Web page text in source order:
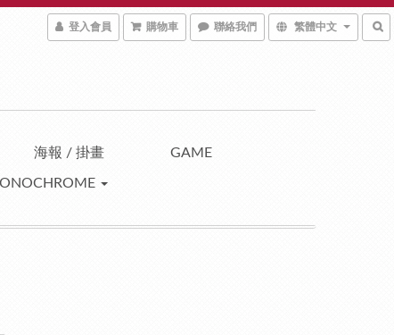
登入會員 購物車 聯絡我們 繁體中文
海報 / 掛畫 GAME